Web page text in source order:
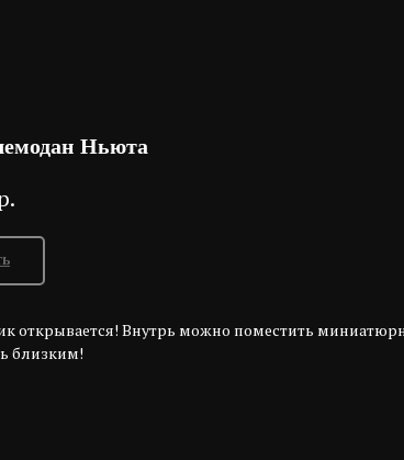
Ньюта
открывается! Внутрь можно поместить
близким!